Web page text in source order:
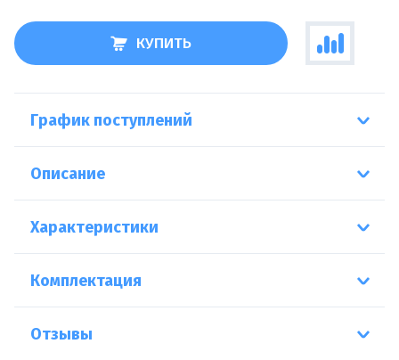
КУПИТЬ
График поступлений
Описание
Характеристики
Комплектация
Отзывы